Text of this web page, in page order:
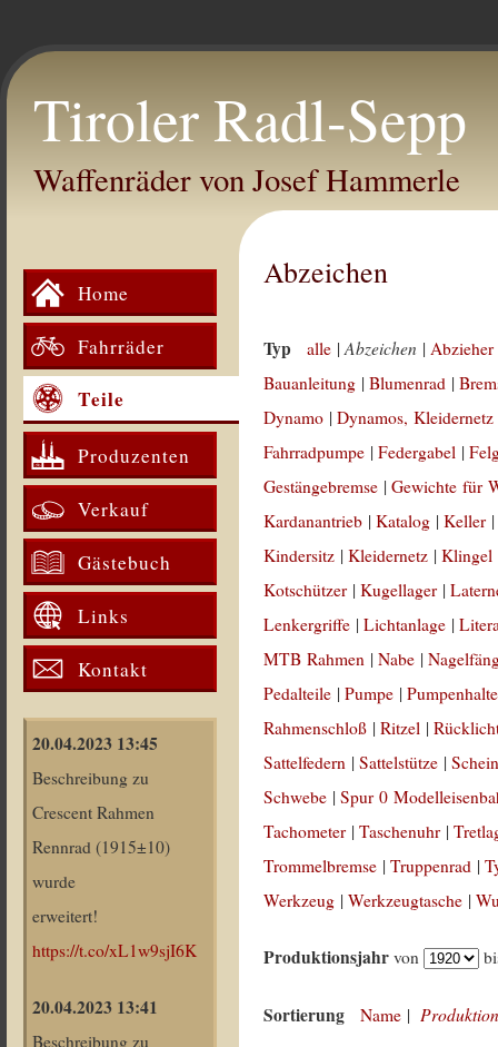
Tiroler Radl-Sepp
Waffenräder von Josef Hammerle
Home
Fahrräder
Teile
Produzenten
Verkauf
Gästebuch
Links
Kontakt
20.04.2023 13:45
Beschreibung zu
Crescent Rahmen
Rennrad (1915±10)
wurde
erweitert!
https://t.co/xL1w9sjI6K
20.04.2023 13:41
Beschreibung zu
Abzeichen
Typ alle |Abzeichen |
Bauanleitung |Blumenrad |
Dynamo |Dynamos, Kleidernetz
Fahrradpumpe |Federgabel |
Gestängebremse |Gewichte für
Kardanantrieb |Katalog |Keller
Kindersitz |Kleidernetz |Klingel
Kotschützer |Kugellager |
Lenkergriffe |Lichtanlage |
MTB Rahmen |Nabe |
Pedalteile |Pumpe |
Rahmenschloß |Ritzel |
Sattelfedern |Sattelstütze |
Schwebe |Spur 0
Tachometer |Taschenuhr |
Trommelbremse |Truppenrad |
Werkzeug |Werkzeugtasche |
Produktionsjahr von
Sortierung Name |